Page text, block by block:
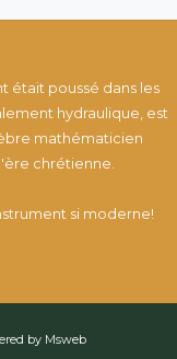
était poussé dans les
hydraulique, est
mathématicien
chrétienne.
si moderne!
by Msweb